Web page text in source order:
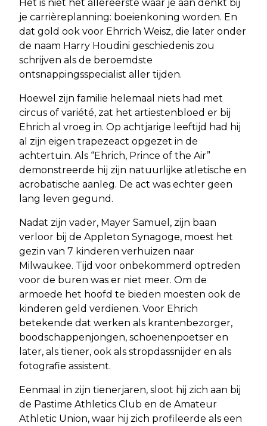
Het is niet het allereerste waar je aan denkt bij
je carrièreplanning: boeienkoning worden. En
dat gold ook voor Ehrrich Weisz, die later onder
de naam Harry Houdini geschiedenis zou
schrijven als de beroemdste
ontsnappingsspecialist aller tijden.
Hoewel zijn familie helemaal niets had met
circus of variété, zat het artiestenbloed er bij
Ehrich al vroeg in. Op achtjarige leeftijd had hij
al zijn eigen trapezeact opgezet in de
achtertuin. Als “Ehrich, Prince of the Air”
demonstreerde hij zijn natuurlijke atletische en
acrobatische aanleg. De act was echter geen
lang leven gegund.
Nadat zijn vader, Mayer Samuel, zijn baan
verloor bij de Appleton Synagoge, moest het
gezin van 7 kinderen verhuizen naar
Milwaukee. Tijd voor onbekommerd optreden
voor de buren was er niet meer. Om de
armoede het hoofd te bieden moesten ook de
kinderen geld verdienen. Voor Ehrich
betekende dat werken als krantenbezorger,
boodschappenjongen, schoenenpoetser en
later, als tiener, ook als stropdassnijder en als
fotografie assistent.
Eenmaal in zijn tienerjaren, sloot hij zich aan bij
de Pastime Athletics Club en de Amateur
Athletic Union, waar hij zich profileerde als een